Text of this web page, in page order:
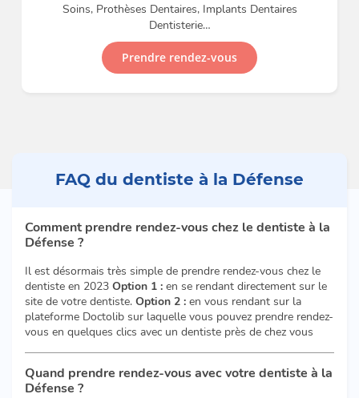
Soins, Prothèses Dentaires, Implants Dentaires
Dentisterie…
Prendre rendez-vous
FAQ du dentiste à la Défense
Comment prendre rendez-vous chez le dentiste à la
Défense ?
Il est désormais très simple de prendre rendez-vous chez le
dentiste en 2023 Option 1 : en se rendant directement sur le
site de votre dentiste. Option 2 : en vous rendant sur la
plateforme Doctolib sur laquelle vous pouvez prendre rendez-
vous en quelques clics avec un dentiste près de chez vous
Quand prendre rendez-vous avec votre dentiste à la
Défense ?